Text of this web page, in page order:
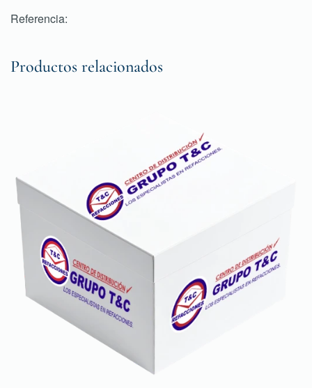
Referencia:
Productos relacionados